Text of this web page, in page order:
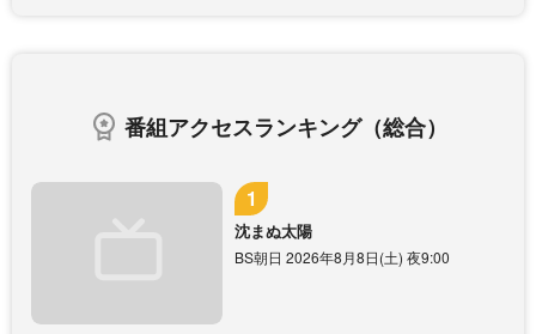
番組アクセスランキング（総合）
沈まぬ太陽
BS朝日 2026年8月8日(土) 夜9:00